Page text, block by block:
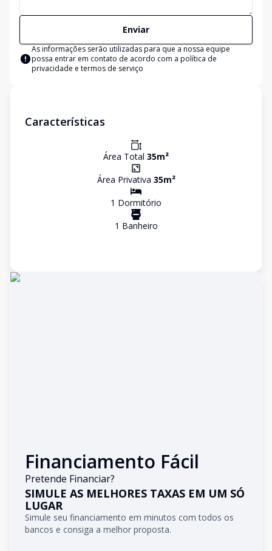
Enviar
As informações serão utilizadas para que a nossa equipe
possa entrar em contato de acordo com a política de
privacidade e termos de serviço
Características
Área Total 35m²
Área Privativa 35m²
1 Dormitório
1 Banheiro
Financiamento Fácil
Pretende Financiar?
SIMULE AS MELHORES TAXAS EM UM SÓ
LUGAR
Simule seu financiamento em minutos com todos os
bancos e consiga a melhor proposta.